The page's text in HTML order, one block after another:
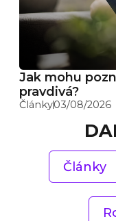
Jak mohu
pravdivá?
Články03/08/2026
Články